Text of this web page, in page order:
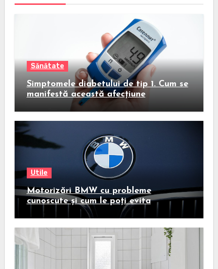
Sănătate
Simptomele diabetului de tip 1. Cum se
manifestă această afecțiune
Utile
Motorizări BMW cu probleme
cunoscute și cum le poți evita